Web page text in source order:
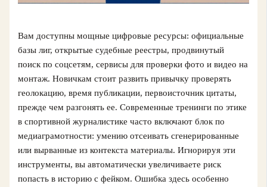
Вам доступны мощные цифровые ресурсы: официальные
базы лиг, открытые судебные реестры, продвинутый
поиск по соцсетям, сервисы для проверки фото и видео на
монтаж. Новичкам стоит развить привычку проверять
геолокацию, время публикации, первоисточник цитаты,
прежде чем разгонять ее. Современные тренинги по этике
в спортивной журналистике часто включают блок по
медиаграмотности: умению отсеивать сгенерированные
или вырванные из контекста материалы. Игнорируя эти
инструменты, вы автоматически увеличиваете риск
попасть в историю с фейком. Ошибка здесь особенно